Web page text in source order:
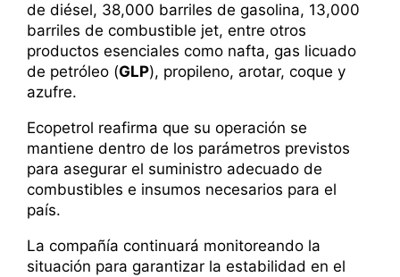
de diésel, 38,000 barriles de gasolina, 13,000
barriles de combustible jet, entre otros
productos esenciales como nafta, gas licuado
de petróleo (GLP), propileno, arotar, coque y
azufre.
Ecopetrol reafirma que su operación se
mantiene dentro de los parámetros previstos
para asegurar el suministro adecuado de
combustibles e insumos necesarios para el
país.
La compañía continuará monitoreando la
situación para garantizar la estabilidad en el